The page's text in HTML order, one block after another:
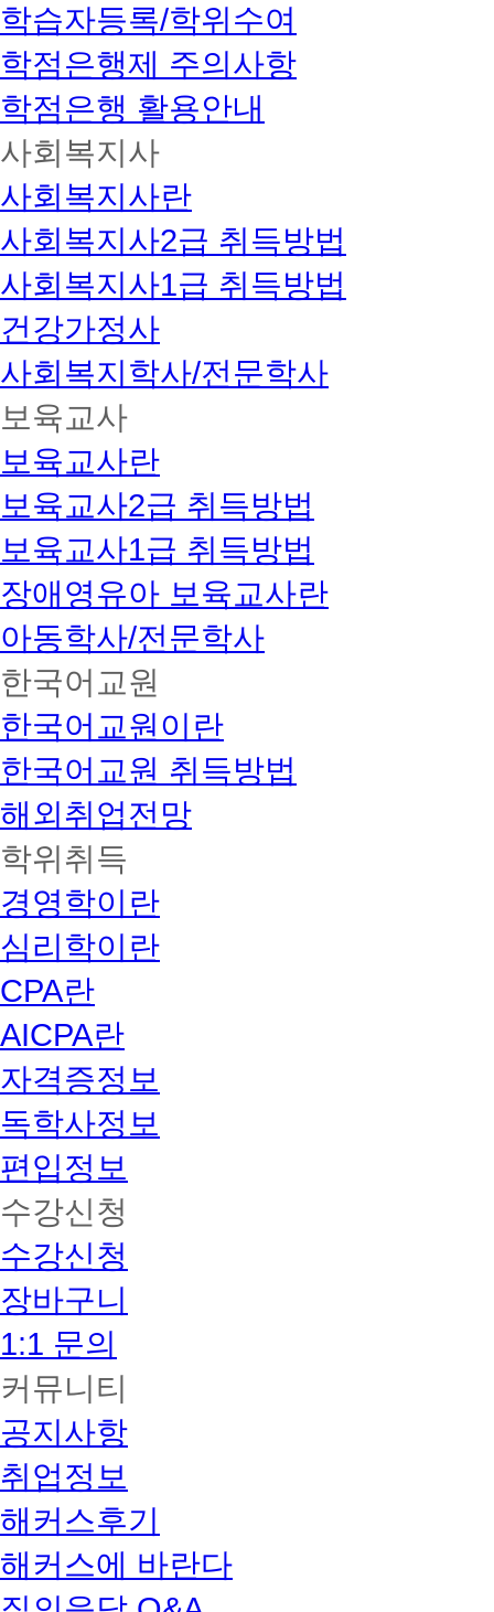
학습자등록/학위수여
학점은행제 주의사항
학점은행 활용안내
사회복지사
사회복지사란
사회복지사2급 취득방법
사회복지사1급 취득방법
건강가정사
사회복지학사/전문학사
보육교사
보육교사란
보육교사2급 취득방법
보육교사1급 취득방법
장애영유아 보육교사란
아동학사/전문학사
한국어교원
한국어교원이란
한국어교원 취득방법
해외취업전망
학위취득
경영학이란
심리학이란
CPA란
AICPA란
자격증정보
독학사정보
편입정보
수강신청
수강신청
장바구니
1:1 문의
커뮤니티
공지사항
취업정보
해커스후기
해커스에 바란다